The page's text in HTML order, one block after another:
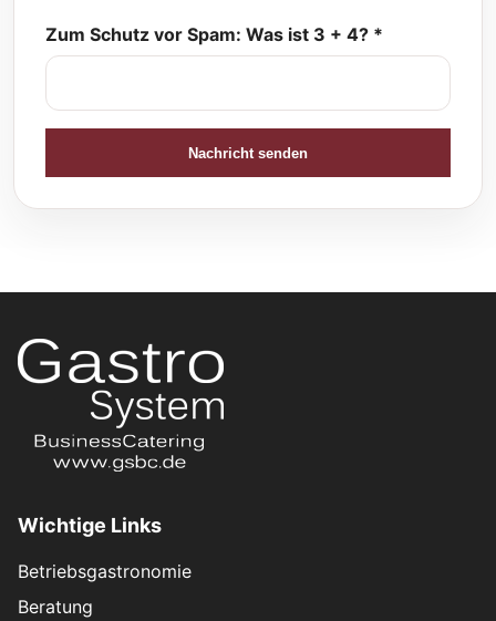
Zum Schutz vor Spam: Was ist 3 + 4? *
Nachricht senden
Wichtige Links
Betriebsgastronomie
Beratung